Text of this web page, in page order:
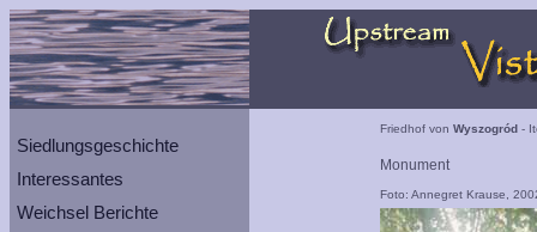
Siedlungsgeschichte
Interessantes
Weichsel Berichte
Friedhof von Wyszogród -
Monument
Foto: Annegret Krause,